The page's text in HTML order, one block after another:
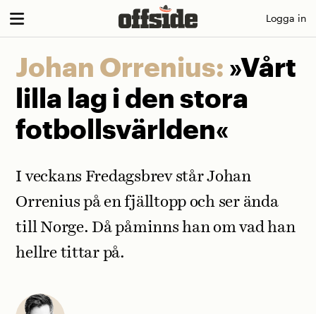
Skip
Logga in
Johan Orrenius: »Vårt
lilla lag i den stora
fotbollsvärlden«
I veckans Fredagsbrev står Johan
Orrenius på en fjälltopp och ser ända
till Norge. Då påminns han om vad han
hellre tittar på.